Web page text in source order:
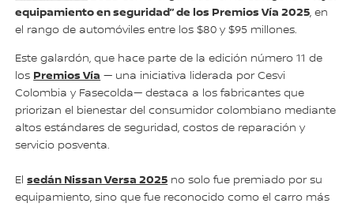
equipamiento en seguridad” de los Premios Vía 2025, en
el rango de automóviles entre los $80 y $95 millones.
Este galardón, que hace parte de la edición número 11 de
los Premios Vía — una iniciativa liderada por Cesvi
Colombia y Fasecolda— destaca a los fabricantes que
priorizan el bienestar del consumidor colombiano mediante
altos estándares de seguridad, costos de reparación y
servicio posventa.
Elsedán Nissan Versa 2025 no solo fue premiado por su
equipamiento, sino que fue reconocido como el carro más